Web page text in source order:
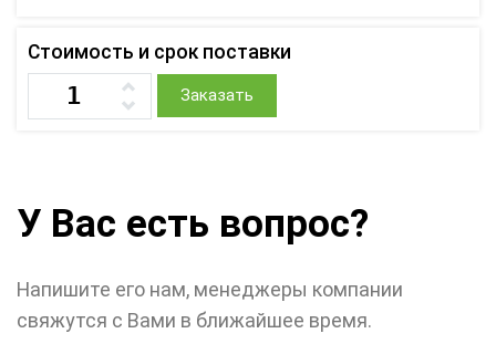
Стоимость и срок поставки
Заказать
У Вас есть вопрос?
Напишите его нам, менеджеры компании
свяжутся с Вами в ближайшее время.